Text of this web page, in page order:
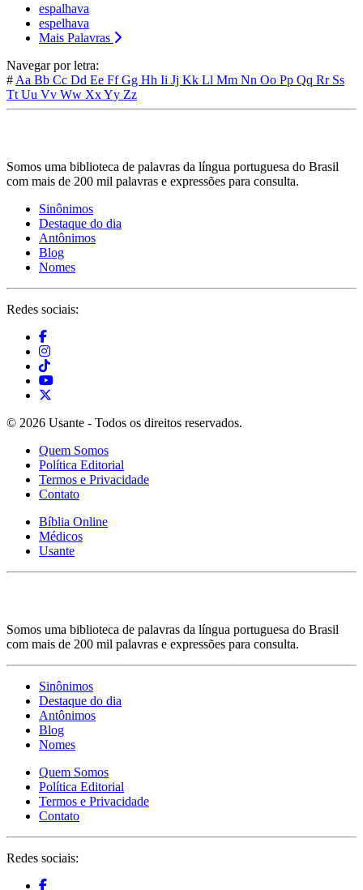
espalhava
espelhava
Mais Palavras
Navegar por letra:
# Aa Bb Cc Dd Ee FfGg Hh Ii Jj Kk Ll Mm Nn Oo Pp Qq Rr Ss
Tt Uu Vv Ww XxYy Zz
Somos uma biblioteca de palavras da língua portuguesa do Brasil
com mais de 200 mil palavras e expressões para consulta.
Sinônimos
Destaque do dia
Antônimos
Blog
Nomes
Redes sociais:
© 2026 Usante - Todos os direitos reservados.
Quem Somos
Política Editorial
Termos e Privacidade
Contato
Bíblia Online
Médicos
Usante
Somos uma biblioteca de palavras da língua portuguesa do Brasil
com mais de 200 mil palavras e expressões para consulta.
Sinônimos
Destaque do dia
Antônimos
Blog
Nomes
Quem Somos
Política Editorial
Termos e Privacidade
Contato
Redes sociais: